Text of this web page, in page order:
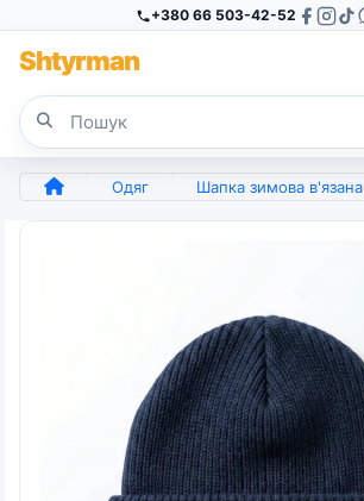
+380 66 503-42-52
Shtyrman
Одяг Шапка зимова в'язана Темно-синя. Тепла класична шапка з відворотом унісекс (арт. 8937)